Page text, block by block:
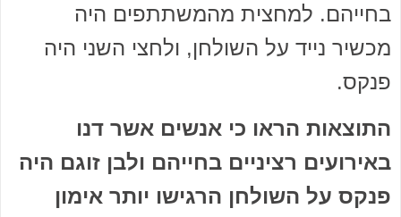
בחייהם. למחצית מהמשתתפים היה
מכשיר נייד על השולחן, ולחצי השני היה
פנקס.
התוצאות הראו כי אנשים אשר דנו
באירועים רציניים בחייהם ולבן זוגם היה
פנקס על השולחן הרגישו יותר אימון